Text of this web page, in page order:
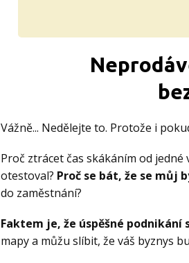
Vážně... Nedělejte to. Protože i
Proč ztrácet čas skákáním od jedné
otestoval? Proč se bát, že se můj
do zaměstnání?
Faktem je, že úspěšné podnikání
mapy a můžu slíbit, že váš byznys